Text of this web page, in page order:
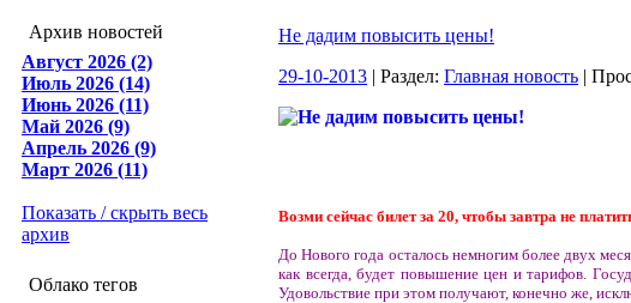
Архив новостей
Август 2026 (2)
Июль 2026 (14)
Июнь 2026 (11)
Май 2026 (9)
Апрель 2026 (9)
Март 2026 (11)
Показать / скрыть весь
архив
Облако тегов
Не дадим повысить цены!
29-10-2013 | Раздел: Главная новость |
Возми сейчас билет за 20, чтобы завтра не
До Нового года осталось немногим более двух
как всегда, будет повышение цен и тарифов.
Удовольствие при этом получают, конечно же,